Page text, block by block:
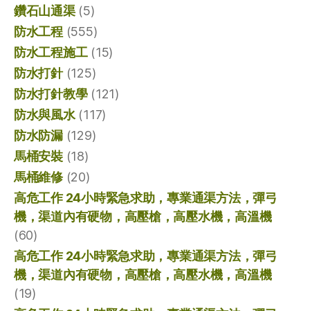
鑽石山通渠(5)
防水工程(555)
防水工程施工(15)
防水打針(125)
防水打針教學(121)
防水與風水(117)
防水防漏(129)
馬桶安裝(18)
馬桶維修(20)
高危工作 24小時緊急求助，專業通渠方法，彈弓
機，渠道內有硬物，高壓槍，高壓水機，高溫機
(60)
高危工作 24小時緊急求助，專業通渠方法，彈弓
機，渠道內有硬物，高壓槍，高壓水機，高溫機
(19)